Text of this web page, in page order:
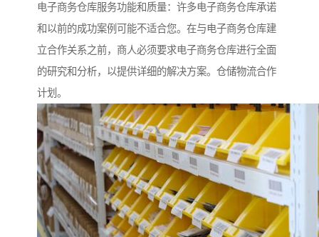
电子商务仓库服务功能和质量：许多电子商务仓库承诺
和以前的成功案例可能不适合您。在与电子商务仓库建
立合作关系之前，商人必须要求电子商务仓库进行全面
的研究和分析，以提供详细的解决方案。仓储物流合作
计划。